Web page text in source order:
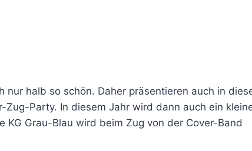
nur halb so schön. Daher präsentieren auch in
Party. In diesem Jahr wird dann auch ein
Grau-Blau wird beim Zug von der Cover-Band